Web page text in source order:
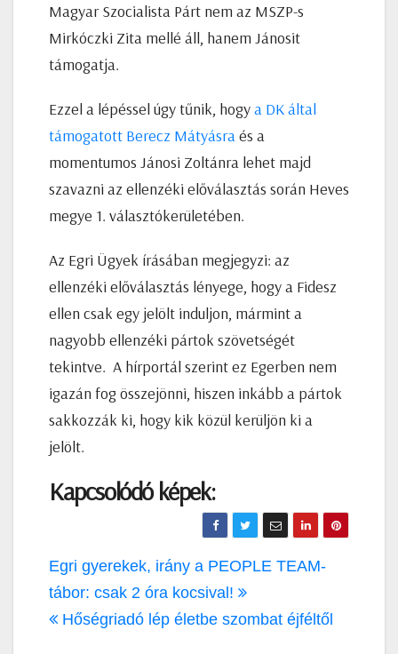
Magyar Szocialista Párt nem az MSZP-s
Mirkóczki Zita mellé áll, hanem Jánosit
támogatja.
Ezzel a lépéssel úgy tűnik, hogya DK által
támogatott Berecz Mátyásraés a
momentumos Jánosi Zoltánra lehet majd
szavazni az ellenzéki előválasztás során Heves
megye 1. választókerületében.
Az Egri Ügyek írásában megjegyzi: az
ellenzéki előválasztás lényege, hogy a Fidesz
ellen csak egy jelölt induljon, mármint a
nagyobb ellenzéki pártok szövetségét
tekintve. A hírportál szerint ez Egerben nem
igazán fog összejönni, hiszen inkább a pártok
sakkozzák ki, hogy kik közül kerüljön ki a
jelölt.
Kapcsolódó képek:
Bejegyzés
navigáció
Egri gyerekek, irány a PEOPLE TEAM-
tábor: csak 2 óra kocsival!
Hőségriadó lép életbe szombat éjféltől